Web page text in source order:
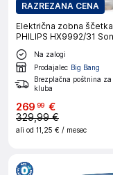
RAZREZANA CENA
Električna zobna ščetka
PHILIPS HX9992/31
roza
Na zalogi
Prodajalec Big Bang
Brezplačna poštnina za
kluba
269 99 €
329,99 €
ali od 11,25 € / mesec